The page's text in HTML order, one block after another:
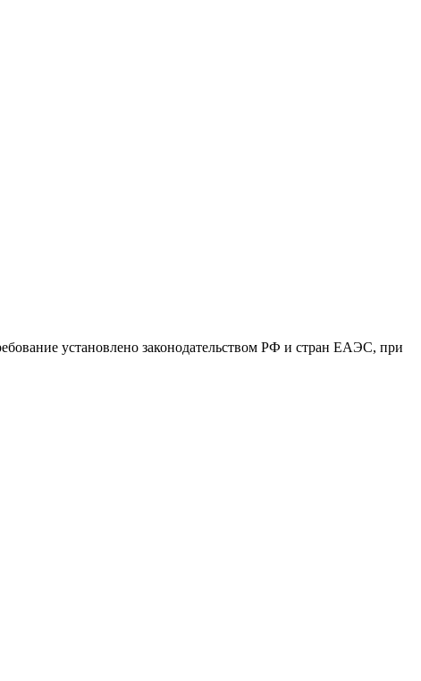
установлено законодательством РФ и стран ЕАЭС, при